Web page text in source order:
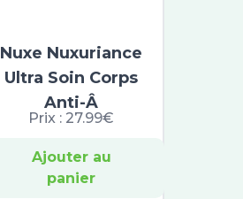
Nuxe Nuxuriance
Ultra Soin Corps
Anti-Â
Prix : 27.99€
Ajouter au
panier